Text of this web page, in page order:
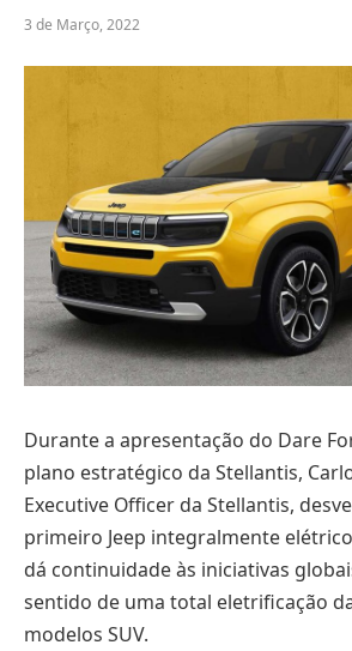
3 de Março, 2022
Durante a apresentação do Dare
plano estratégico da Stellantis,
Executive Officer da Stellantis,
primeiro Jeep integralmente
dá continuidade às iniciativas
sentido de uma total eletrificação
modelos SUV.